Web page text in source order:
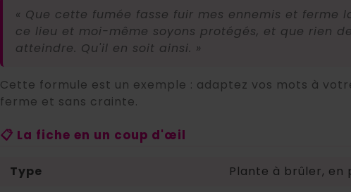
« Que cette fumée fasse fuir mes ennemis et ferme
ce lieu et moi-même soyons protégés, et que rien
atteindre. Qu'il en soit ainsi. »
Cette formule est un exemple : adaptez vos mots à
ferme et sans crainte.
📋 La fiche en un coup d'œil
Type
Plante à brûler, en